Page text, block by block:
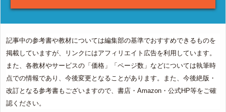
記事中の参考書や教材については編集部の基準でおすすめできるものを
掲載していますが、リンクにはアフィリエイト広告を利用しています。
また、各教材やサービスの「価格」「ページ数」などについては執筆時
点での情報であり、今後変更となることがあります。また、今後絶版・
改訂となる参考書もございますので、書店・Amazon・公式HP等をご確
認ください。